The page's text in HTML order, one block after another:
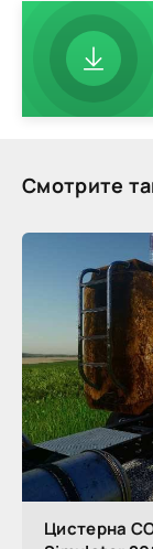
Смотрите
Цистерна